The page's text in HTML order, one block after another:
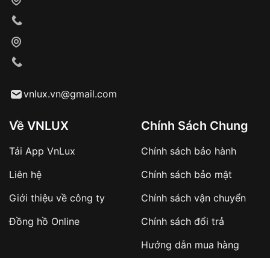
Từ khóa SEO:
sản phẩm đặc biệt
hàng
Số tiền còn lại thanh toán khi nhận hàng hoặc
vnlux.vn@gmail.com
Về VNLUX
Tải App VnLux
Liên hệ
Giới thiệu về công ty
Đồng hồ Online
Chính Sách Chung
Chính sách bảo hành
Chính sách bảo mật
Chính sách vận chuyển
Chính sách đổi trả
Hướng dẫn mua hàng